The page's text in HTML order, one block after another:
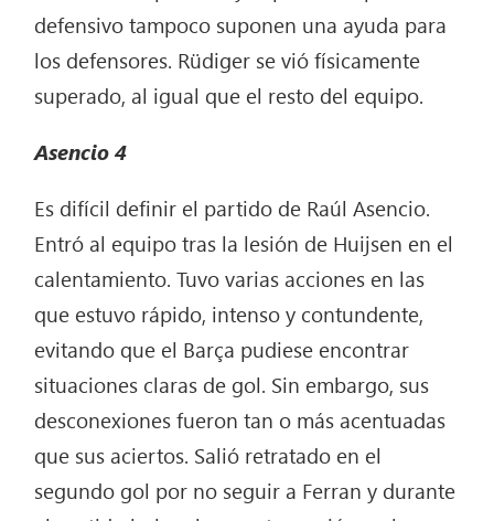
defensivo tampoco suponen una ayuda para
los defensores. Rüdiger se vió físicamente
superado, al igual que el resto del equipo.
Asencio 4
Es difícil definir el partido de Raúl Asencio.
Entró al equipo tras la lesión de Huijsen en el
calentamiento. Tuvo varias acciones en las
que estuvo rápido, intenso y contundente,
evitando que el Barça pudiese encontrar
situaciones claras de gol. Sin embargo, sus
desconexiones fueron tan o más acentuadas
que sus aciertos. Salió retratado en el
segundo gol por no seguir a Ferran y durante